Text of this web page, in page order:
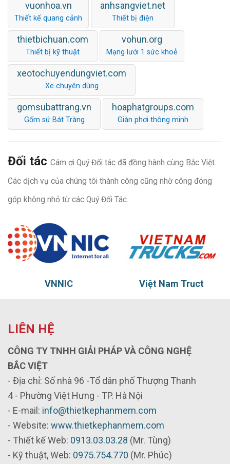
vuonhoa.vn
Thiết kế quang cảnh
anhsangviet.net
Thiết bị điện
thietbichuan.com
Thiết bị kỹ thuật
vohun.org
Mạng lưới 1 sức khoẻ
xeotochuyendungviet.com
Xe chuyên dùng
gomsubattrang.vn
Gốm sứ Bát Tràng
hoaphatgroups.com
Giàn phơi thông minh
Đối tác Cám ơi Quý Đối tác đã đồng hành cùng Bắc Việt.
Các dịch vụ của chúng tôi thành công cũng nhờ công đóng
góp không nhỏ từ các Quý Đối Tác.
Việt Nam Truct Thủy vũ
LIÊN HỆ
CÔNG TY TNHH GIẢI PHÁP VÀ CÔNG NGHỆ
BẮC VIỆT
- Địa chỉ: Số nhà 96 -Tổ dân phố Thượng Thanh
4 - Phường Việt Hưng - TP. Hà Nội
- E-mail: info@thietkephanmem.com
- Website: www.thietkephanmem.com
- Thiết kế Web: 0913.03.03.28 (Mr. Tùng)
- Kỹ thuật, Web: 0975.754.770 (Mr. Phúc)